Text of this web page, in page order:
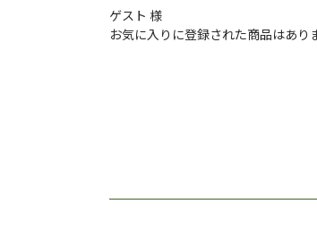
ゲスト 様
お気に入りに登録された商品はあり